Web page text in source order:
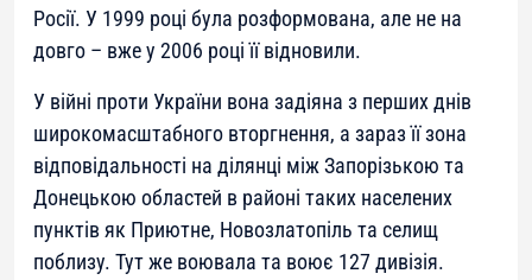
Росії. У 1999 році була розформована, але не на
довго – вже у 2006 році її відновили.
У війні проти України вона задіяна з перших днів
широкомасштабного вторгнення, а зараз її зона
відповідальності на ділянці між Запорізькою та
Донецькою областей в районі таких населених
пунктів як Приютне, Новозлатопіль та селищ
поблизу. Тут же воювала та воює 127 дивізія.